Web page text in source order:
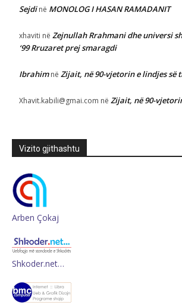
Sejdinë MONOLOG I HASAN RAMADANIT
xhaviti në Zejnullah Rrahmani dhe universi
‘99 Rruzaret prej smaragdi
Ibrahimnë Zijait, në 90-vjetorin e lindjes së
Xhavit.kabili@gmai.com në Zijait, në 90-
Vizito gjithashtu
Arben Çokaj
Shkoder.net…